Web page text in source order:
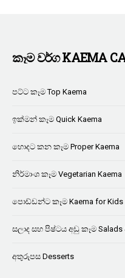
කෑම වර්ග KAEMA
පට්ට කෑම Top Kaema
ඉක්මන් කෑම Quick Kaema
හොදට කන කෑම Proper Kaema
නිර්මාංශ කෑම Vegetarian Kaema
පොඩ්ඩන්ට කෑම Kaema for Kids
සලාද සහ පිෂ්ටය අඩු කෑම Salads
අතුරුපස Desserts